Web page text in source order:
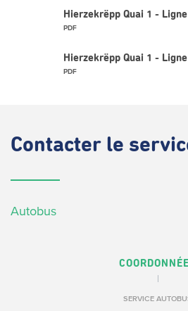
Hierzekrëpp Quai 1 - Ligne
PDF
Hierzekrëpp Quai 1 -
PDF
Contacter le
Autobus
SERVICE